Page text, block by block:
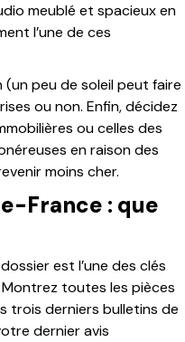
meublé et spacieux en
l’une de ces
(un peu de soleil peut faire
ou non. Enfin, décidez
ou celles des
en raison des
moins cher.
France : que
est l’une des clés
toutes les pièces
trois derniers bulletins de
dernier avis